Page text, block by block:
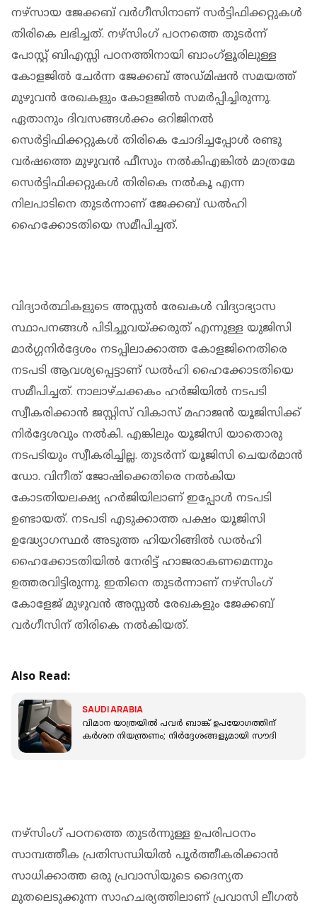
നഴ്‌സായ ജേക്കബ് വർഗീസിനാണ് സർട്ടിഫിക്കറ്റുകൾ
തിരികെ ലഭിച്ചത്. നഴ്സിംഗ് പഠനത്തെ തുടർന്ന്
പോസ്റ്റ് ബിഎസ്സി പഠനത്തിനായി ബാംഗ്ളൂരിലുള്ള
കോളജിൽ ചേർന്ന ജേക്കബ് അഡ്മിഷൻ സമയത്ത്‌
മുഴുവൻ രേഖകളും കോളജിൽ സമർപ്പിച്ചിരുന്നു.
ഏതാനും ദിവസങ്ങൾക്കം ഒറിജിനൽ
സെർട്ടിഫിക്കറ്റുകൾ തിരികെ ചോദിച്ചപ്പോൾ രണ്ടു
വർഷത്തെ മുഴുവൻ ഫീസും നൽകിഎങ്കിൽ മാത്രമേ
സെർട്ടിഫിക്കറ്റുകൾ തിരികെ നൽകൂ എന്ന
നിലപാടിനെ തുടർന്നാണ്‌ ജേക്കബ് ഡൽഹി
ഹൈക്കോടതിയെ സമീപിച്ചത്.
വിദ്യാർത്ഥികളുടെ അസ്സൽ രേഖകൾ വിദ്യാഭ്യാസ
സ്ഥാപനങ്ങൾ പിടിച്ചുവയ്ക്കരുത്‌ എന്നുള്ള യുജിസി
മാർഗ്ഗനിർദ്ദേശം നടപ്പിലാക്കാത്ത കോളജിനെതിരെ
നടപടി ആവശ്യപ്പെട്ടാണ് ഡൽഹി ഹൈക്കോടതിയെ
സമീപിച്ചത്. നാലാഴ്ചക്കകം ഹർജിയിൽ നടപടി
സ്വീകരിക്കാൻ ജസ്റ്റിസ് വികാസ് മഹാജൻ യൂജിസിക്ക്
നിർദ്ദേശവും നൽകി. എങ്കിലും യൂജിസി യാതൊരു
നടപടിയും സ്വീകരിച്ചില്ല. തുടർന്ന് യൂജിസി ചെയർമാൻ
ഡോ. വിനീത് ജോഷിക്കെതിരെ നൽകിയ
കോടതിയലക്ഷ്യ ഹർജിയിലാണ് ഇപ്പോൾ നടപടി
ഉണ്ടായത്. നടപടി എടുക്കാത്ത പക്ഷം യൂജിസി
ഉദ്ധ്യോഗസ്ഥർ അടുത്ത ഹിയറിങ്ങിൽ ഡൽഹി
ഹൈക്കോടതിയിൽ നേരിട്ട് ഹാജരാകണമെന്നും
ഉത്തരവിട്ടിരുന്നു. ഇതിനെ തുടർന്നാണ് നഴ്സിംഗ്
കോളേജ് മുഴുവൻ അസ്സൽ രേഖകളും ജേക്കബ്
വർഗീസിന് തിരികെ നൽകിയത്.
Also Read:
SAUDI ARABIA
വിമാന യാത്രയിൽ പവർ ബാങ്ക് ഉപയോ​ഗത്തിന്
കർശന നിയന്ത്രണം; നിർദ്ദേശങ്ങളുമായി സൗദി
നഴ്സിംഗ് പഠനത്തെ തുടർന്നുള്ള ഉപരിപഠനം
സാമ്പത്തീക പ്രതിസന്ധിയിൽ പൂർത്തീകരിക്കാൻ
സാധിക്കാത്ത ഒരു പ്രവാസിയുടെ ദൈന്യത
മുതലെടുക്കുന്ന സാഹചര്യത്തിലാണ് പ്രവാസി ലീഗൽ